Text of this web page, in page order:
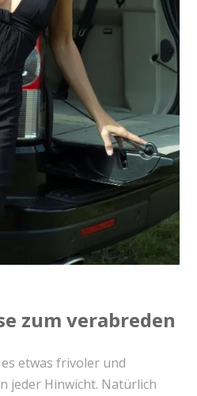
zum verabreden
etwas frivoler und
jeder Hinwicht. Natürlich